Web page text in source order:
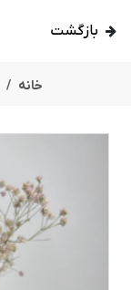
بازگشت
خانه